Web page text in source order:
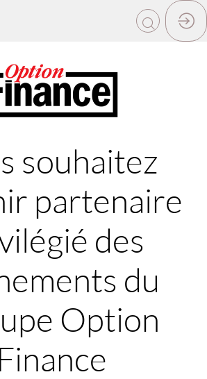
souhaitez
partenaire
des
du
Option
Finance